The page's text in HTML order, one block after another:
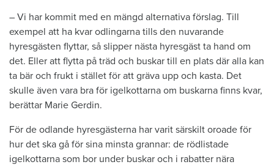
– Vi har kommit med en mängd alternativa förslag. Till
exempel att ha kvar odlingarna tills den nuvarande
hyresgästen flyttar, så slipper nästa hyresgäst ta hand om
det. Eller att flytta på träd och buskar till en plats där alla kan
ta bär och frukt i stället för att gräva upp och kasta. Det
skulle även vara bra för igelkottarna om buskarna finns kvar,
berättar Marie Gerdin.
För de odlande hyresgästerna har varit särskilt oroade för
hur det ska gå för sina minsta grannar: de rödlistade
igelkottarna som bor under buskar och i rabatter nära